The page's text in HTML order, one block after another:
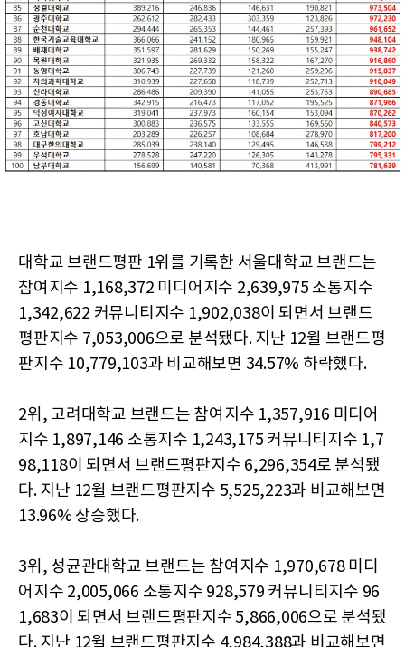
대학교 브랜드평판 1위를 기록한 서울대학교 브랜드는
참여지수 1,168,372 미디어지수 2,639,975 소통지수
1,342,622 커뮤니티지수 1,902,038이 되면서 브랜드
평판지수 7,053,006으로 분석됐다. 지난 12월 브랜드평
판지수 10,779,103과 비교해보면 34.57% 하락했다.
2위, 고려대학교 브랜드는 참여지수 1,357,916 미디어
지수 1,897,146 소통지수 1,243,175 커뮤니티지수 1,7
98,118이 되면서 브랜드평판지수 6,296,354로 분석됐
다. 지난 12월 브랜드평판지수 5,525,223과 비교해보면
13.96% 상승했다.
3위, 성균관대학교 브랜드는 참여지수 1,970,678 미디
어지수 2,005,066 소통지수 928,579 커뮤니티지수 96
1,683이 되면서 브랜드평판지수 5,866,006으로 분석됐
다. 지난 12월 브랜드평판지수 4,984,388과 비교해보면